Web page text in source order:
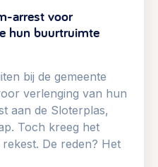
arrest voor
hun buurtruimte
bij de gemeente
verlenging van hun
aan de Sloterplas,
Toch kreeg het
De reden? Het